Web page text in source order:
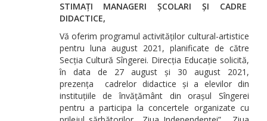
STIMAȚI MANAGERI ȘCOLARI ȘI CADRE
DIDACTICE,
Vă oferim programul activităților cultural-artistice
pentru luna august 2021, planificate de către
Secția Cultură Sîngerei. Direcția Educație solicită,
în data de 27 august și 30 august 2021,
prezența cadrelor didactice și a elevilor din
instituțiile de învățământ din orașul Sîngerei
pentru a participa la concertele organizate cu